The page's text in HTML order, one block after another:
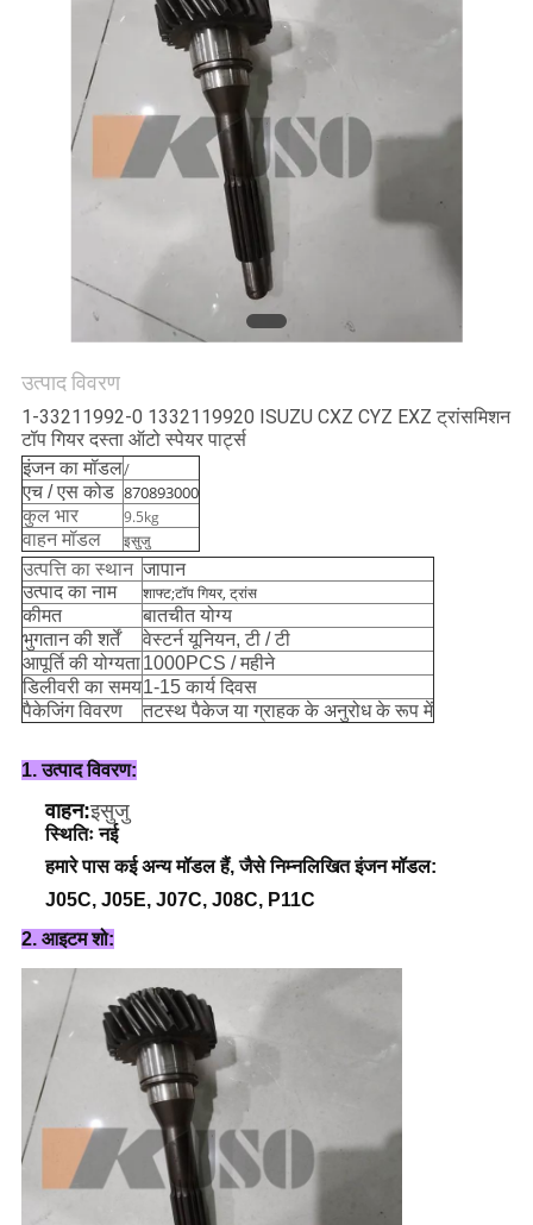
साइटमैप
PRIVACY
POLICY
उत्पाद विवरण
1-33211992-0 1332119920 ISUZU CXZ CYZ EXZ ट्रांसमिशन
टॉप गियर दस्ता ऑटो स्पेयर पार्ट्स
इंजन का मॉडल/
एच / एस कोड 870893000
कुल भार
9.5kg
वाहन मॉडल
इसुजु
उत्पत्ति का स्थान जापान
उत्पाद का नाम
शाफ्ट;टॉप गियर, ट्रांस
कीमत
बातचीत योग्य
भुगतान की शर्तें
वेस्टर्न यूनियन, टी / टी
आपूर्ति की योग्यता1000PCS / महीने
डिलीवरी का समय1-15 कार्य दिवस
पैकेजिंग विवरण
तटस्थ पैकेज या ग्राहक के अनुरोध के रूप में
1. उत्पाद विवरण:
वाहन:इसुजु
स्थितिः नई
हमारे पास कई अन्य मॉडल हैं, जैसे निम्नलिखित इंजन मॉडल:
J05C, J05E, J07C, J08C, P11C
2. आइटम शो: